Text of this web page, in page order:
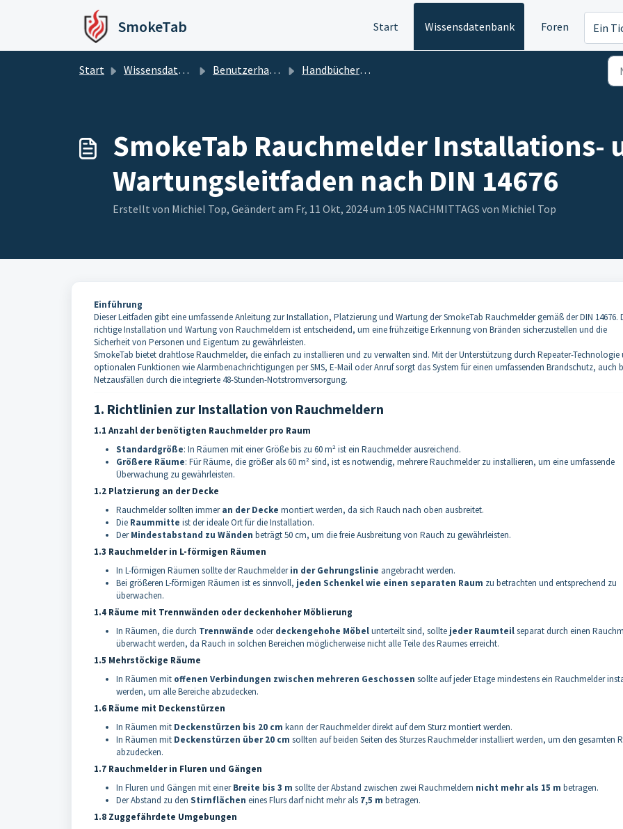
Zum hauptsächlichen Inhalt gehen
SmokeTab Start Wissensdatenbank Foren Ein
Start Wissensdatenbank Benutzerhandbücher und Downloads Handbücher und Leitfaden
SmokeTab Rauchmelder Installations-
Wartungsleitfaden nach DIN 14676
Erstellt von Michiel Top, Geändert am Fr, 11 Okt, 2024 um 1:05 NACHMITTAGS von Michiel Top
Einführung
Dieser Leitfaden gibt eine umfassende Anleitung zur Installation, Platzierung und Wartung der SmokeTab Rauchmelder gemäß der DIN 14676.
richtige Installation und Wartung von Rauchmeldern ist entscheidend, um eine frühzeitige Erkennung von Bränden sicherzustellen und die
Sicherheit von Personen und Eigentum zu gewährleisten.
SmokeTab bietet drahtlose Rauchmelder, die einfach zu installieren und zu verwalten sind. Mit der Unterstützung durch Repeater-Technologie
optionalen Funktionen wie Alarmbenachrichtigungen per SMS, E-Mail oder Anruf sorgt das System für einen umfassenden Brandschutz, auch
Netzausfällen durch die integrierte 48-Stunden-Notstromversorgung.
1. Richtlinien zur Installation von Rauchmeldern
1.1 Anzahl der benötigten Rauchmelder pro Raum
Standardgröße: In Räumen mit einer Größe bis zu 60 m² ist ein Rauchmelder ausreichend.
Größere Räume: Für Räume, die größer als 60 m² sind, ist es notwendig, mehrere Rauchmelder zu installieren, um eine umfassende
Überwachung zu gewährleisten.
1.2 Platzierung an der Decke
Rauchmelder sollten immeran der Decke montiert werden, da sich Rauch nach oben ausbreitet.
Die Raummitte ist der ideale Ort für die Installation.
DerMindestabstand zu Wänden beträgt 50 cm, um die freie Ausbreitung von Rauch zu gewährleisten.
1.3 Rauchmelder in L-förmigen Räumen
In L-förmigen Räumen sollte der Rauchmelderin der Gehrungslinie angebracht werden.
Bei größeren L-förmigen Räumen ist es sinnvoll, jeden Schenkel wie einen separaten Raum zu betrachten und entsprechend zu
überwachen.
1.4 Räume mit Trennwänden oder deckenhoher Möblierung
In Räumen, die durch Trennwände oderdeckengehohe Möbelunterteilt sind, sollte jeder Raumteilseparat durch einen
überwacht werden, da Rauch in solchen Bereichen möglicherweise nicht alle Teile des Raumes erreicht.
1.5 Mehrstöckige Räume
In Räumen mit offenen Verbindungen zwischen mehreren Geschossen sollte auf jeder Etage mindestens ein Rauchmelder
werden, um alle Bereiche abzudecken.
1.6 Räume mit Deckenstürzen
In Räumen mit Deckenstürzen bis 20 cm kann der Rauchmelder direkt auf dem Sturz montiert werden.
In Räumen mit Deckenstürzen über 20 cm sollten auf beiden Seiten des Sturzes Rauchmelder installiert werden, um den gesamten
abzudecken.
1.7 Rauchmelder in Fluren und Gängen
In Fluren und Gängen mit einerBreite bis 3 m sollte der Abstand zwischen zwei Rauchmeldern nicht mehr als 15 m betragen.
Der Abstand zu den Stirnflächen eines Flurs darf nicht mehr als 7,5 m betragen.
1.8 Zuggefährdete Umgebungen